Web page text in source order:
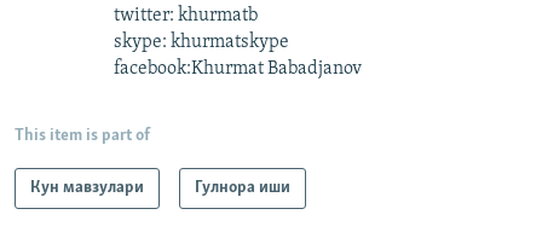
twitter: khurmatb
skype: khurmatskype
facebook:Khurmat Babadjanov
This item is part of
Кун мавзулари Гулнора иши